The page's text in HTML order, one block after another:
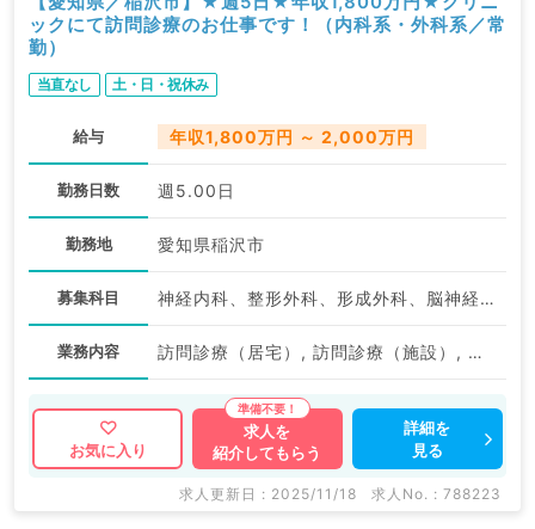
ックにて訪問診療のお仕事です！（内科系・外科系／常
勤）
当直なし 土・日・祝休み
給与 年収1,800万円 ～ 2,000万円
勤務日数 週5.00日
勤務地 愛知県稲沢市
募集科目 神経内科、整形外科、形成外科、脳神経外科、呼吸器外科、心臓血管外科、泌尿器科、一般内科、循環器内科、呼吸器内科、消化器内科、内分泌・代謝内科、腎臓内科、老年内科、血液内科、外科系全般、一般外科、消化器外科、乳腺外科、膠原病科、大腸・肛門外科
業務内容 訪問診療（居宅）, 訪問診療（施設）, その他
お気に入り
求人を
紹介してもらう
詳細を
見る
求人更新日 : 2025/11/18 求人No. : 788223